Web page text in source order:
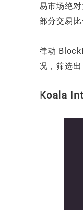
易市场绝
部分交易比
律动
况，筛选
Koala